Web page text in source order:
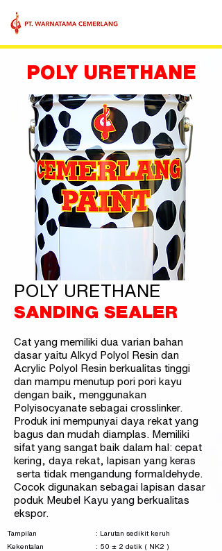
POLY URETHANE
POLY URETHANE
SANDING SEALER
Cat yang memiliki dua varian bahan
dasar yaitu Alkyd Polyol Resin dan
Acrylic Polyol Resin berkualitas tinggi
dan mampu menutup pori pori kayu
dengan baik, menggunakan
Polyisocyanate sebagai crosslinker.
Produk ini mempunyai daya rekat yang
bagus dan mudah diamplas. Memiliki
sifat yang sangat baik dalam hal: cepat
kering, daya rekat, lapisan yang keras
serta tidak mengandung formaldehyde.
Cocok digunakan sebagai lapisan dasar
poduk Meubel Kayu yang berkualitas
ekspor.
Tampilan
Kekentalan
: Larutan sedikit keruh
: 50 ± 2 detik ( NK2 )